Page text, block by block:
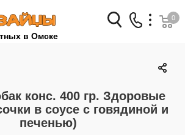
в Омске
Заказать звонок
+7 (3812) 79-04-04
+7 (950) 959-88-32
0
конс. 400 гр. Здоровые
в соусе с говядиной и
печенью)